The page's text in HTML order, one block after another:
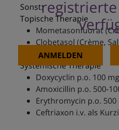
ANMELDEN
Sonst:
Topische Therapie
Mometasonfuorat
Clobetasol (Crème,
Systemische Therapie
Doxycyclin p.o. 100
Amoxicillin p.o. 500-
Erythromycin p.o. 500
Ceftriaxon i.v. als